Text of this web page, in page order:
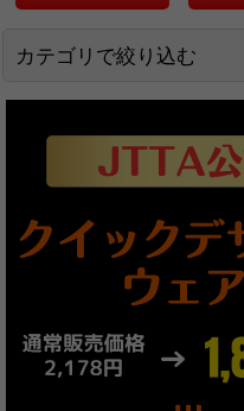
カテゴリで絞り込む
LONG[ツブ高(粒・イボ)]
OUT[表]